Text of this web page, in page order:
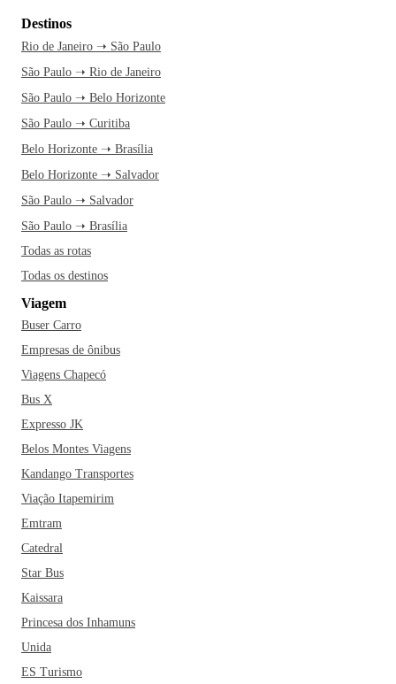
Destinos
Rio de Janeiro ➝ São Paulo
São Paulo ➝ Rio de Janeiro
São Paulo ➝ Belo Horizonte
São Paulo ➝ Curitiba
Belo Horizonte ➝ Brasília
Belo Horizonte ➝ Salvador
São Paulo ➝ Salvador
São Paulo ➝ Brasília
Todas as rotas
Todas os destinos
Viagem
Buser Carro
Empresas de ônibus
Viagens Chapecó
Bus X
Expresso JK
Belos Montes Viagens
Kandango Transportes
Viação Itapemirim
Emtram
Catedral
Star Bus
Kaissara
Princesa dos Inhamuns
Unida
ES Turismo